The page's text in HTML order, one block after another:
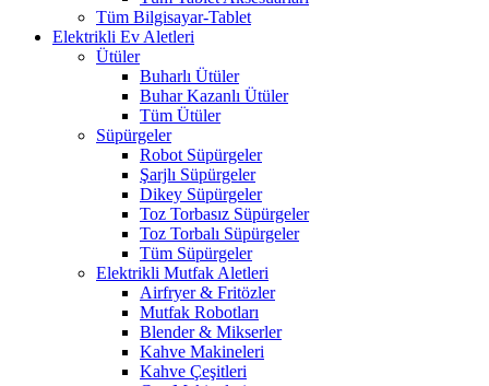
Tüm Bilgisayar-Tablet
Elektrikli Ev Aletleri
Ütüler
Buharlı Ütüler
Buhar Kazanlı Ütüler
Tüm Ütüler
Süpürgeler
Robot Süpürgeler
Şarjlı Süpürgeler
Dikey Süpürgeler
Toz Torbasız Süpürgeler
Toz Torbalı Süpürgeler
Tüm Süpürgeler
Elektrikli Mutfak Aletleri
Airfryer & Fritözler
Mutfak Robotları
Blender & Mikserler
Kahve Makineleri
Kahve Çeşitleri